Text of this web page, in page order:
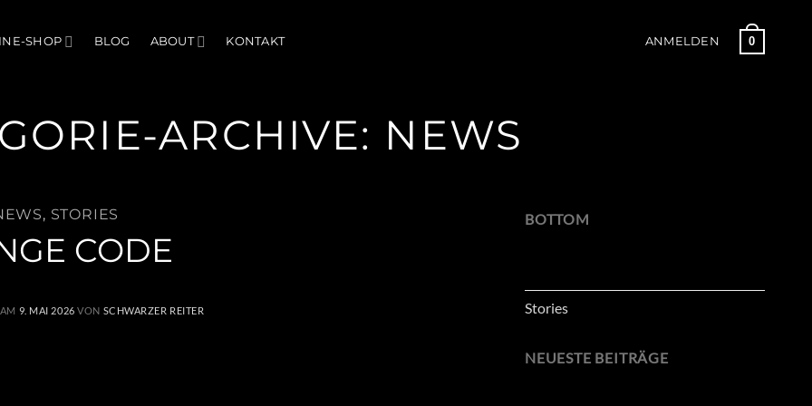
SHOP BLOG ABOUT KONTAKT ANMELDEN 0
ARCHIVE: NEWS
, STORIES
CODE
9. MAI 2026 VON SCHWARZER REITER
BOTTOM
Stories
NEUESTE BEITRÄGE